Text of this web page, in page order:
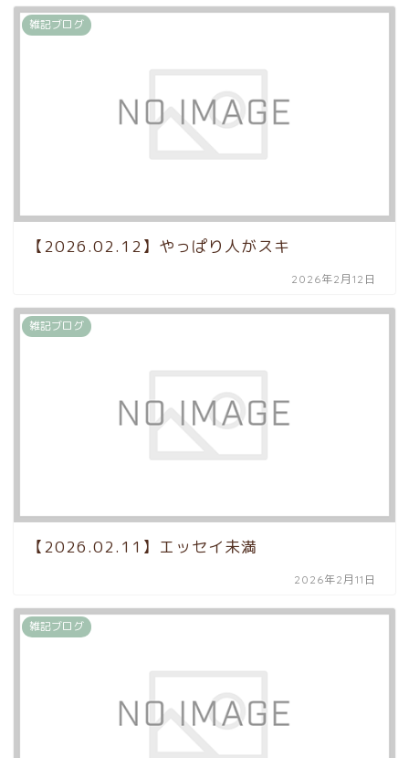
雑記ブログ
【2026.02.12】やっぱり人がスキ
2026年2月12日
雑記ブログ
【2026.02.11】エッセイ未満
2026年2月11日
雑記ブログ